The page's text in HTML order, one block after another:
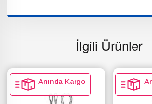
İlgili Ürünler
Anında Kargo